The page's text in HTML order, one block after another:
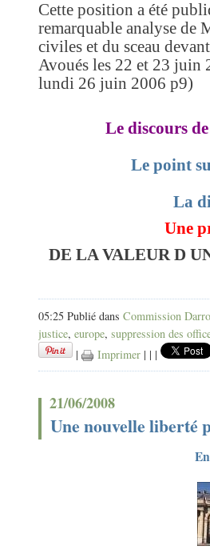
Cette position a été
remarquable analyse de
civiles et du sceau
Avoués les 22 et 23 juin
lundi 26 juin 2006 p9)
Le discours
Le point
La
Une
DE LA VALEUR D
05:25 Publié dans Commission
justice, europe, suppression des
|
Imprimer | | |
21/06/2008
Une nouvelle liberté